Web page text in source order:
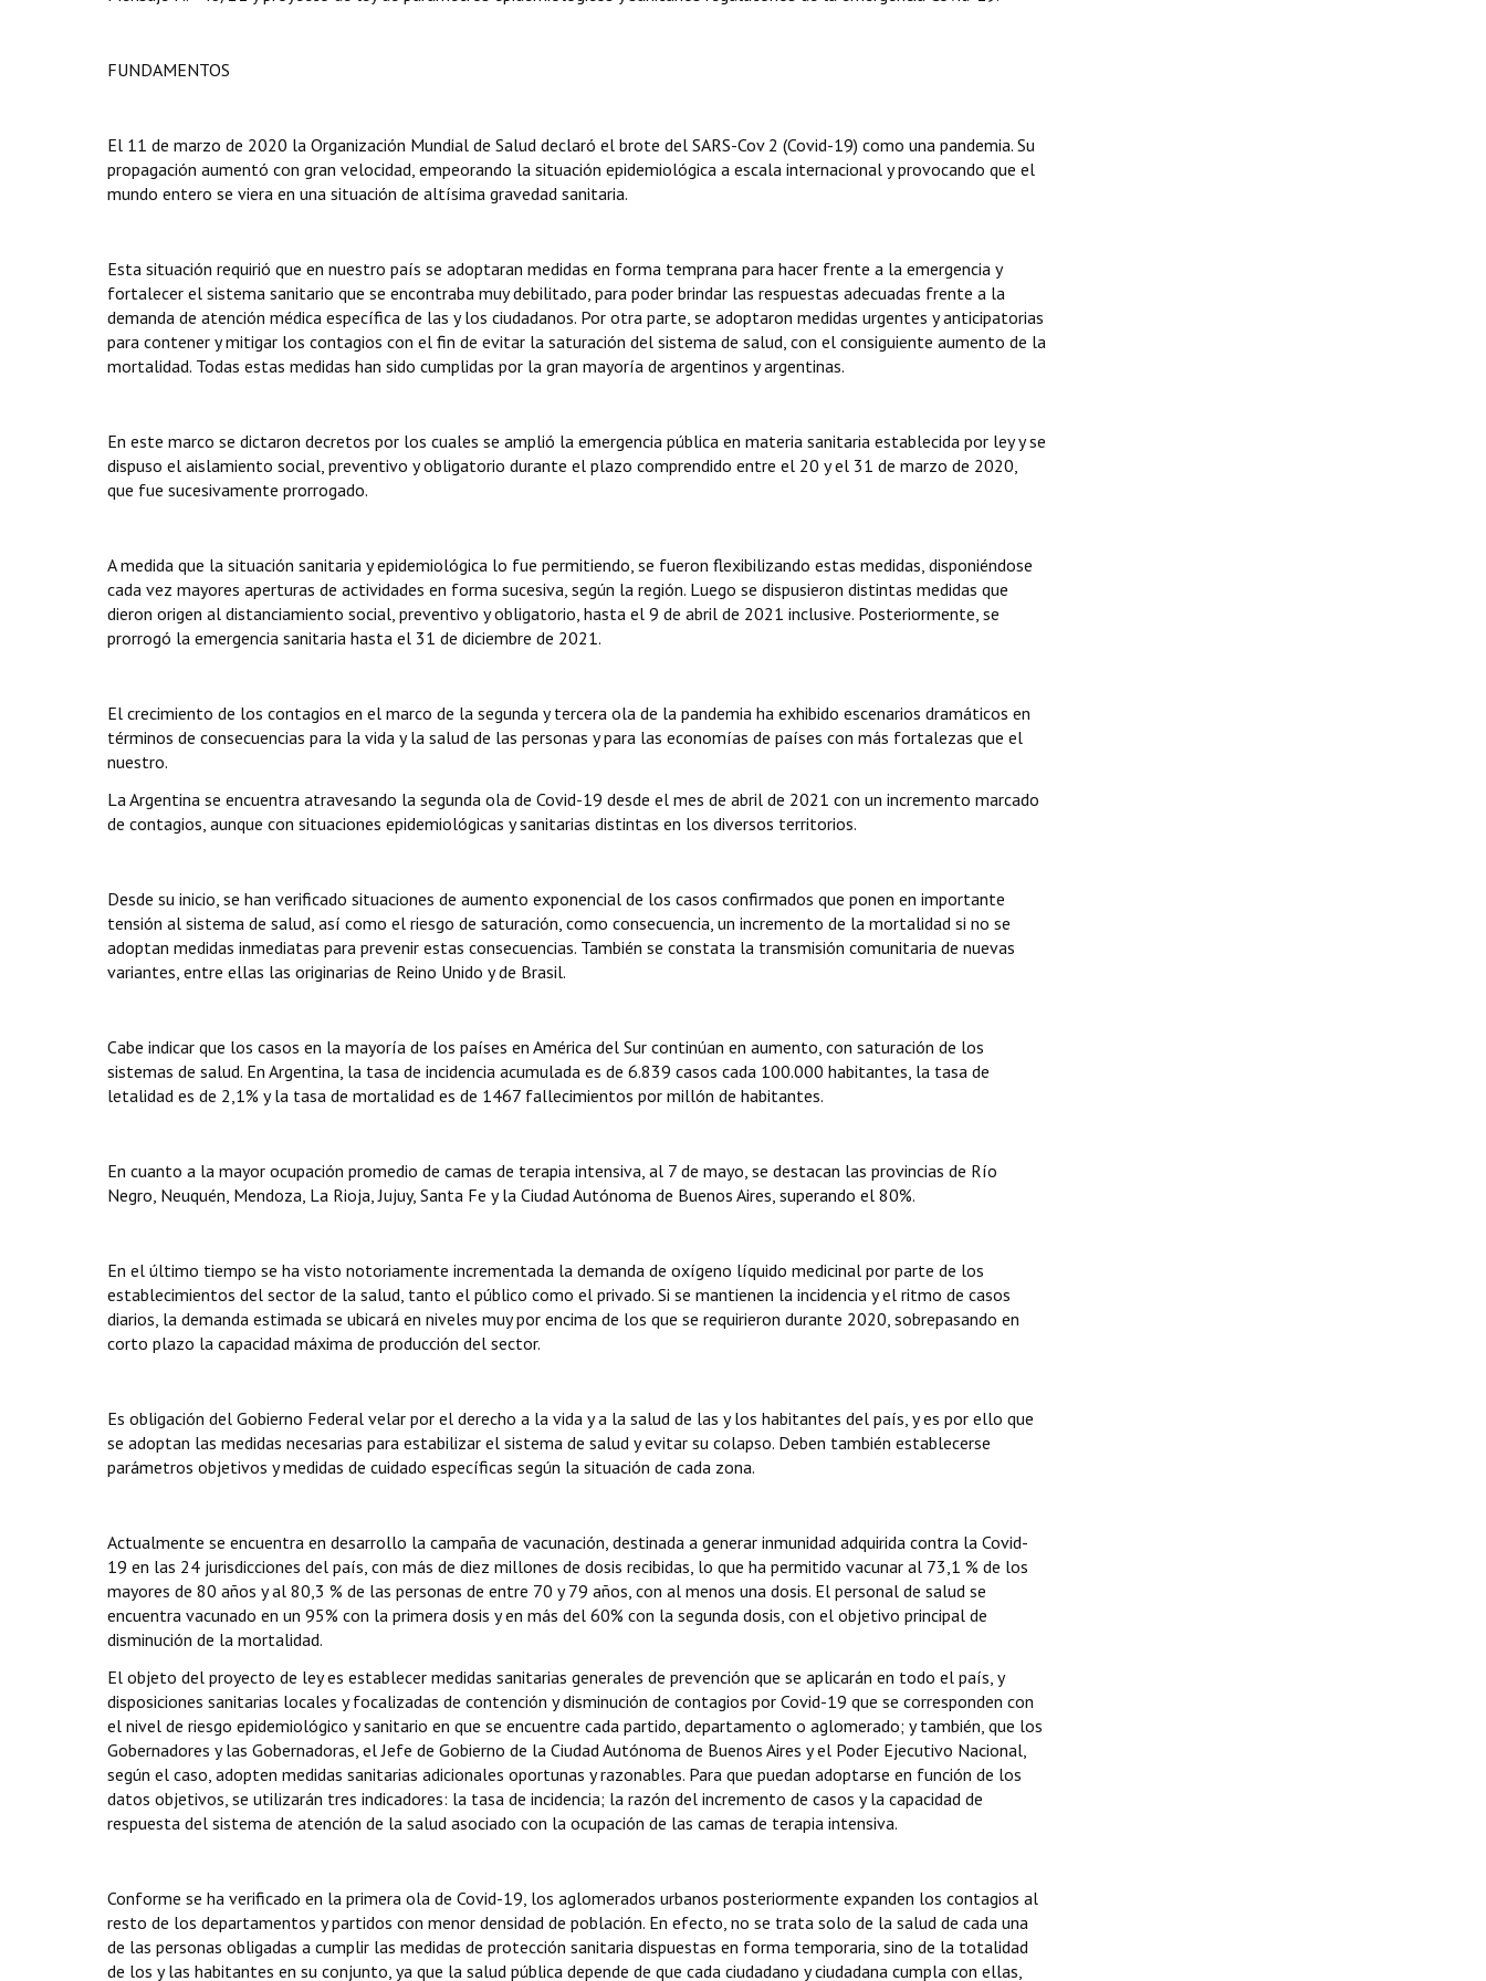
FUNDAMENTOS
El 11 de marzo de 2020 la Organización Mundial de Salud declaró el brote del SARS-Cov 2 (Covid-19) como una pandemia. Su
propagación aumentó con gran velocidad, empeorando la situación epidemiológica a escala internacional y provocando que el
mundo entero se viera en una situación de altísima gravedad sanitaria.
Esta situación requirió que en nuestro país se adoptaran medidas en forma temprana para hacer frente a la emergencia y
fortalecer el sistema sanitario que se encontraba muy debilitado, para poder brindar las respuestas adecuadas frente a la
demanda de atención médica específica de las y los ciudadanos. Por otra parte, se adoptaron medidas urgentes y anticipatorias
para contener y mitigar los contagios con el fin de evitar la saturación del sistema de salud, con el consiguiente aumento de la
mortalidad. Todas estas medidas han sido cumplidas por la gran mayoría de argentinos y argentinas.
En este marco se dictaron decretos por los cuales se amplió la emergencia pública en materia sanitaria establecida por ley y se
dispuso el aislamiento social, preventivo y obligatorio durante el plazo comprendido entre el 20 y el 31 de marzo de 2020,
que fue sucesivamente prorrogado.
A medida que la situación sanitaria y epidemiológica lo fue permitiendo, se fueron flexibilizando estas medidas, disponiéndose
cada vez mayores aperturas de actividades en forma sucesiva, según la región. Luego se dispusieron distintas medidas que
dieron origen al distanciamiento social, preventivo y obligatorio, hasta el 9 de abril de 2021 inclusive. Posteriormente, se
prorrogó la emergencia sanitaria hasta el 31 de diciembre de 2021.
El crecimiento de los contagios en el marco de la segunda y tercera ola de la pandemia ha exhibido escenarios dramáticos en
términos de consecuencias para la vida y la salud de las personas y para las economías de países con más fortalezas que el
nuestro.
La Argentina se encuentra atravesando la segunda ola de Covid-19 desde el mes de abril de 2021 con un incremento marcado
de contagios, aunque con situaciones epidemiológicas y sanitarias distintas en los diversos territorios.
Desde su inicio, se han verificado situaciones de aumento exponencial de los casos confirmados que ponen en importante
tensión al sistema de salud, así como el riesgo de saturación, como consecuencia, un incremento de la mortalidad si no se
adoptan medidas inmediatas para prevenir estas consecuencias. También se constata la transmisión comunitaria de nuevas
variantes, entre ellas las originarias de Reino Unido y de Brasil.
Cabe indicar que los casos en la mayoría de los países en América del Sur continúan en aumento, con saturación de los
sistemas de salud. En Argentina, la tasa de incidencia acumulada es de 6.839 casos cada 100.000 habitantes, la tasa de
letalidad es de 2,1% y la tasa de mortalidad es de 1467 fallecimientos por millón de habitantes.
En cuanto a la mayor ocupación promedio de camas de terapia intensiva, al 7 de mayo, se destacan las provincias de Río
Negro, Neuquén, Mendoza, La Rioja, Jujuy, Santa Fe y la Ciudad Autónoma de Buenos Aires, superando el 80%.
En el último tiempo se ha visto notoriamente incrementada la demanda de oxígeno líquido medicinal por parte de los
establecimientos del sector de la salud, tanto el público como el privado. Si se mantienen la incidencia y el ritmo de casos
diarios, la demanda estimada se ubicará en niveles muy por encima de los que se requirieron durante 2020, sobrepasando en
corto plazo la capacidad máxima de producción del sector.
Es obligación del Gobierno Federal velar por el derecho a la vida y a la salud de las y los habitantes del país, y es por ello que
se adoptan las medidas necesarias para estabilizar el sistema de salud y evitar su colapso. Deben también establecerse
parámetros objetivos y medidas de cuidado específicas según la situación de cada zona.
Actualmente se encuentra en desarrollo la campaña de vacunación, destinada a generar inmunidad adquirida contra la Covid-
19 en las 24 jurisdicciones del país, con más de diez millones de dosis recibidas, lo que ha permitido vacunar al 73,1 % de los
mayores de 80 años y al 80,3 % de las personas de entre 70 y 79 años, con al menos una dosis. El personal de salud se
encuentra vacunado en un 95% con la primera dosis y en más del 60% con la segunda dosis, con el objetivo principal de
disminución de la mortalidad.
El objeto del proyecto de ley es establecer medidas sanitarias generales de prevención que se aplicarán en todo el país, y
disposiciones sanitarias locales y focalizadas de contención y disminución de contagios por Covid-19 que se corresponden con
el nivel de riesgo epidemiológico y sanitario en que se encuentre cada partido, departamento o aglomerado; y también, que los
Gobernadores y las Gobernadoras, el Jefe de Gobierno de la Ciudad Autónoma de Buenos Aires y el Poder Ejecutivo Nacional,
según el caso, adopten medidas sanitarias adicionales oportunas y razonables. Para que puedan adoptarse en función de los
datos objetivos, se utilizarán tres indicadores: la tasa de incidencia; la razón del incremento de casos y la capacidad de
respuesta del sistema de atención de la salud asociado con la ocupación de las camas de terapia intensiva.
Conforme se ha verificado en la primera ola de Covid-19, los aglomerados urbanos posteriormente expanden los contagios al
resto de los departamentos y partidos con menor densidad de población. En efecto, no se trata solo de la salud de cada una
de las personas obligadas a cumplir las medidas de protección sanitaria dispuestas en forma temporaria, sino de la totalidad
de los y las habitantes en su conjunto, ya que la salud pública depende de que cada ciudadano y ciudadana cumpla con ellas,